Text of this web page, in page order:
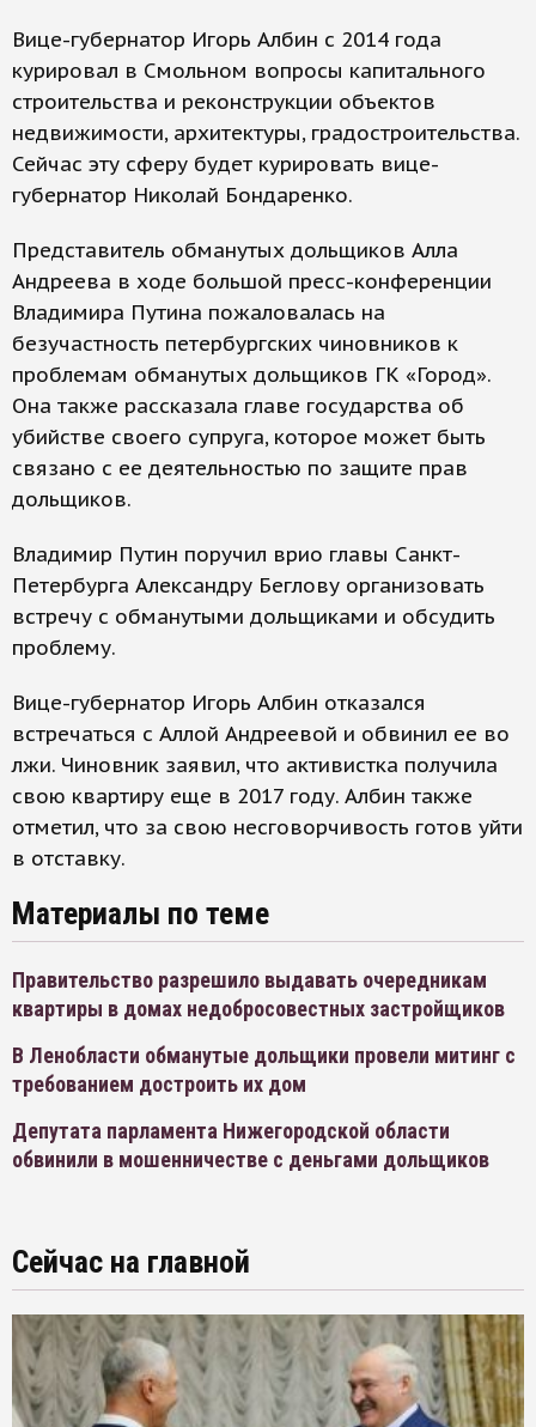
Вице-губернатор Игорь Албин с 2014 года
курировал в Смольном вопросы капитального
строительства и реконструкции объектов
недвижимости, архитектуры, градостроительства.
Сейчас эту сферу будет курировать вице-
губернатор Николай Бондаренко.
Представитель обманутых дольщиков Алла
Андреева в ходе большой пресс-конференции
Владимира Путина пожаловалась на
безучастность петербургских чиновников к
проблемам обманутых дольщиков ГК «Город».
Она также рассказала главе государства об
убийстве своего супруга, которое может быть
связано с ее деятельностью по защите прав
дольщиков.
Владимир Путин поручил врио главы Санкт-
Петербурга Александру Беглову организовать
встречу с обманутыми дольщиками и обсудить
проблему.
Вице-губернатор Игорь Албин отказался
встречаться с Аллой Андреевой и обвинил ее во
лжи. Чиновник заявил, что активистка получила
свою квартиру еще в 2017 году. Албин также
отметил, что за свою несговорчивость готов уйти
в отставку.
Материалы по теме
Правительство разрешило выдавать очередникам
квартиры в домах недобросовестных застройщиков
В Ленобласти обманутые дольщики провели митинг с
требованием достроить их дом
Депутата парламента Нижегородской области
обвинили в мошенничестве с деньгами дольщиков
Сейчас на главной